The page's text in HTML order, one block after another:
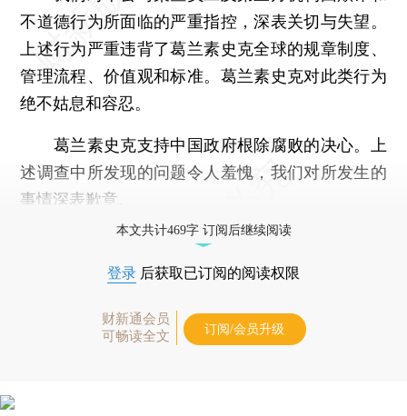
不道德行为所面临的严重指控，深表关切与失望。
上述行为严重违背了葛兰素史克全球的规章制度、
管理流程、价值观和标准。葛兰素史克对此类行为
绝不姑息和容忍。
葛兰素史克支持中国政府根除腐败的决心。上
述调查中所发现的问题令人羞愧，我们对所发生的
事情深表歉意。
本文共计469字 订阅后继续阅读
登录 后获取已订阅的阅读权限
财新通会员
可畅读全文
订阅/会员升级